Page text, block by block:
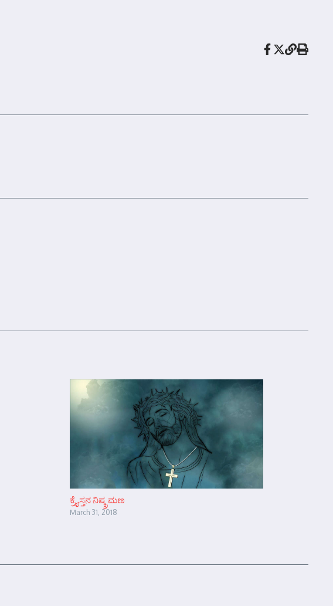
ಕ್ರೈಸ್ತನ ನಿಷ್ಕ್ರಮಣ
March 31, 2018